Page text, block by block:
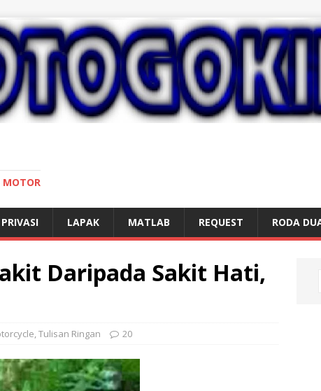
MOTOR
LAPAK MATLAB REQUEST RODA
Daripada Sakit Hati,
,Tulisan Ringan 20